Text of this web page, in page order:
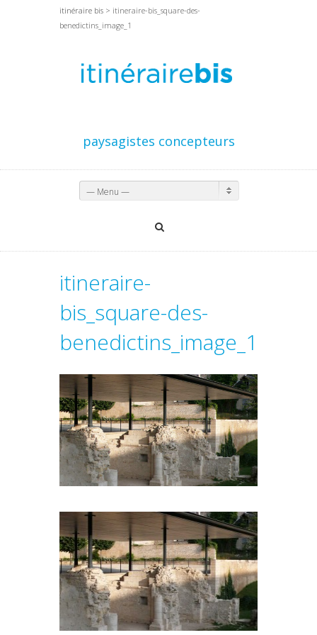
itinéraire bis > itineraire-bis_square-des-
benedictins_image_1
paysagistes concepteurs
— Menu —
itineraire-
bis_square-des-
benedictins_image_1